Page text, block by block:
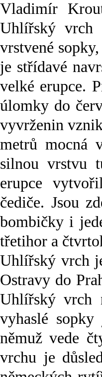
Vladimír
Uhlířský
vrstvené
je střídavé
velké erupce.
úlomky do
vyvrženin
metrů mocná
silnou vrstvu
erupce
čediče. Jsou
bombičky i
třetihor a
Uhlířský vrch
Ostravy do
Uhlířský vrch
vyhaslé
němuž vede
vrchu je